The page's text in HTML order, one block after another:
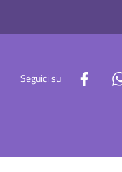
Seguici su